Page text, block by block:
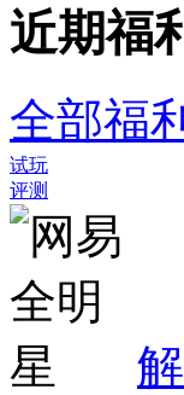
近期福
全部福
试玩
评测